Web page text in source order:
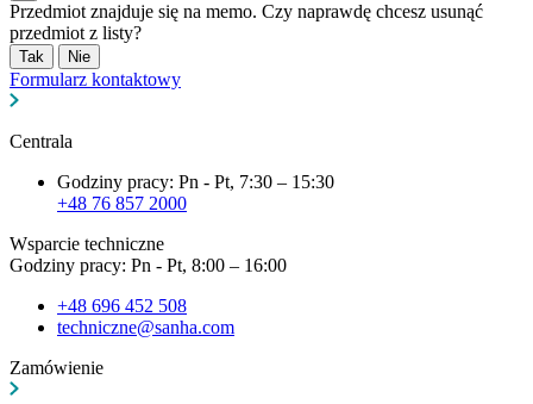
Przedmiot znajduje się na memo. Czy naprawdę chcesz usunąć
przedmiot z listy?
Tak Nie
Formularz kontaktowy
Centrala
Godziny pracy: Pn - Pt, 7:30 – 15:30
+48 76 857 2000
Wsparcie techniczne
Godziny pracy: Pn - Pt, 8:00 – 16:00
+48 696 452 508
techniczne@sanha.com
Zamówienie